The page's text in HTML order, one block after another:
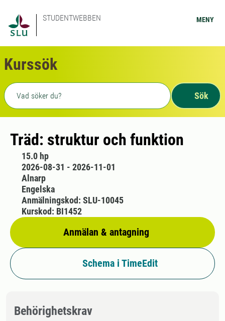
STUDENTWEBBEN MENY
Kurssök
Fritext sökning
Sök
Träd: struktur och funktion
15.0 hp
2026-08-31 - 2026-11-01
Alnarp
Engelska
Anmälan & antagning
Anmälningskod: SLU-10045
Kurskod: BI1452
Schema i TimeEdit
Behörighetskrav